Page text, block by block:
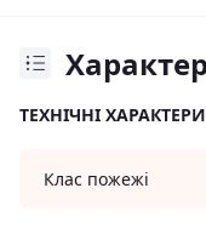
ТЕХНІЧНІ
Клас пожежі